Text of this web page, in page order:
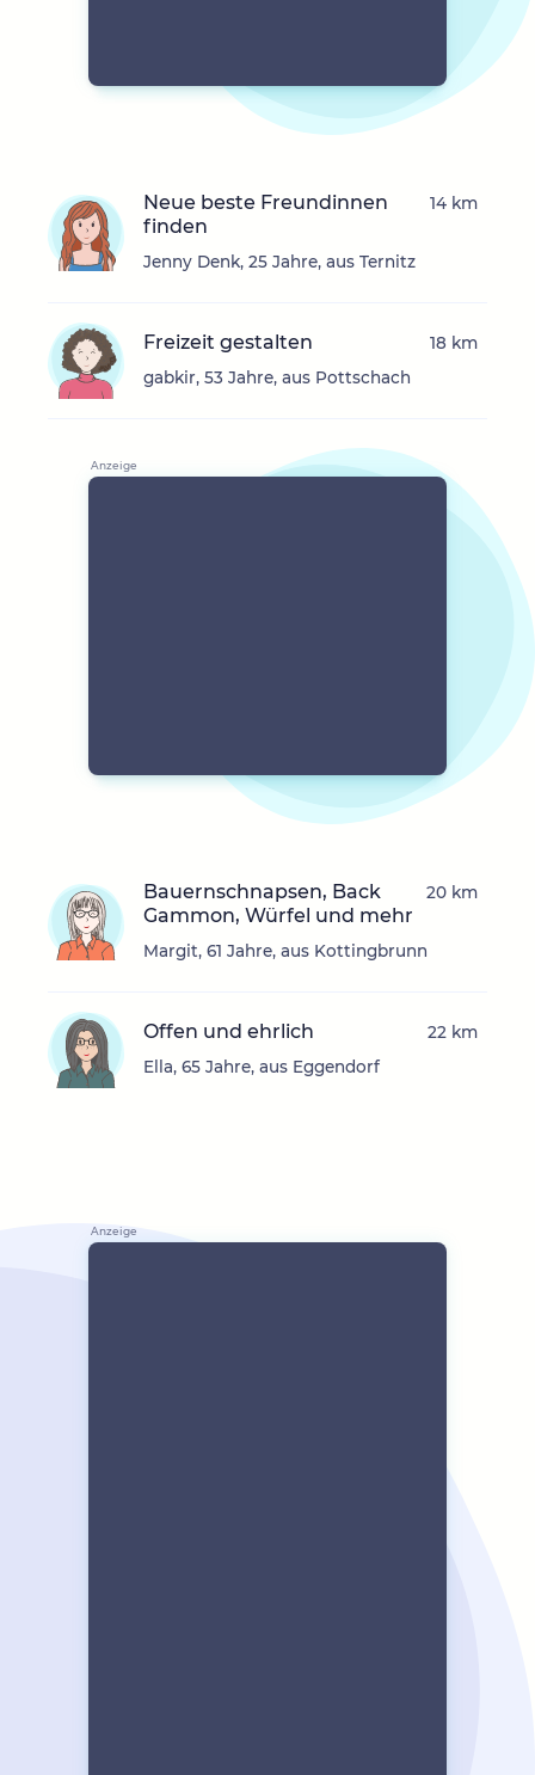
Neue beste Freundinnen
finden
Jenny Denk, 25 Jahre, aus Ternitz
14 km
Freizeit gestalten
gabkir, 53 Jahre, aus Pottschach
18 km
Bauernschnapsen, Back
Gammon, Würfel und mehr
Margit, 61 Jahre, aus Kottingbrunn
20 km
Offen und ehrlich
Ella, 65 Jahre, aus Eggendorf
22 km